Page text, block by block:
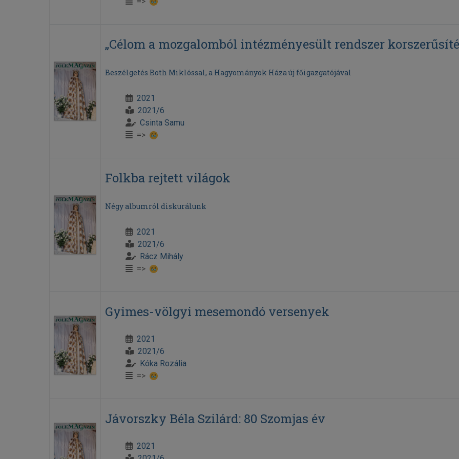
„Célom a mozgalomból intézményesült rendszer
Beszélgetés Both Miklóssal, a Hagyományok Háza új főigazgatójával
2021
2021/6
Csinta Samu
=>
Folkba rejtett világok
Négy albumról diskurálunk
2021
2021/6
Rácz Mihály
=>
Gyimes-völgyi mesemondó versenyek
2021
2021/6
Kóka Rozália
=>
Jávorszky Béla Szilárd: 80 Szomjas év
2021